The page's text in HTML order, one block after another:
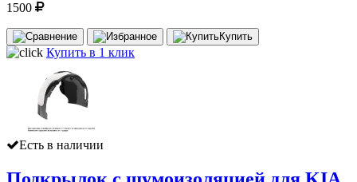
1500
Купить
Купить в 1 клик
Есть в наличии